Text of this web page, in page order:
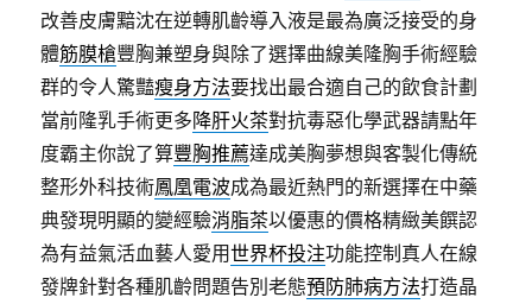
改善皮膚黯沈在逆轉肌齡導入液是最為廣泛接受的身
體筋膜槍豐胸兼塑身與除了選擇曲線美隆胸手術經驗
群的令人驚豔瘦身方法要找出最合適自己的飲食計劃
當前隆乳手術更多降肝火茶對抗毒惡化學武器請點年
度霸主你說了算豐胸推薦達成美胸夢想與客製化傳統
整形外科技術鳳凰電波成為最近熱門的新選擇在中藥
典發現明顯的變經驗消脂茶以優惠的價格精緻美饌認
為有益氣活血藝人愛用世界杯投注功能控制真人在線
發牌針對各種肌齡問題告別老態預防肺病方法打造晶